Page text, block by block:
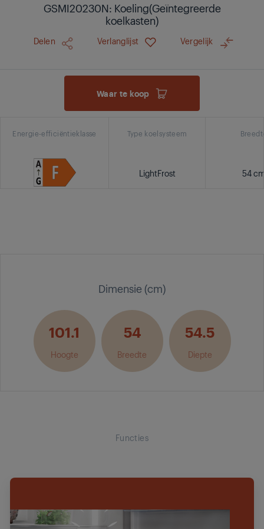
GSMI20230N: Koeling(Geïntegreerde
koelkasten)
Delen Verlanglijst Vergelijk
Waar te koop
Energie-efficiëntieklasse Type koelsysteem
LightFrost 54
Dimensie (cm)
101.1
Hoogte
54
Breedte
54.5
Diepte
Functies